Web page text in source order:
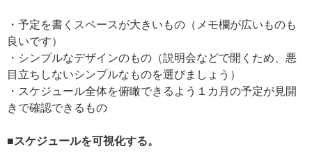
・予定を書くスペースが大きいもの（メモ欄が広いものも
良いです）
・シンプルなデザインのもの（説明会などで開くため、悪
目立ちしないシンプルなものを選びましょう）
・スケジュール全体を俯瞰できるよう１カ月の予定が見開
きで確認できるもの
■スケジュールを可視化する。